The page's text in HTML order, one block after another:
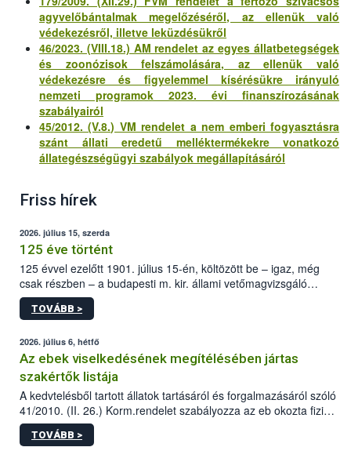
agyvelőbántalmak megelőzéséről, az ellenük való
védekezésről, illetve leküzdésükről
46/2023. (VIII.18.) AM rendelet az egyes állatbetegségek
és zoonózisok felszámolására, az ellenük való
védekezésre és figyelemmel kísérésükre irányuló
nemzeti programok 2023. évi finanszírozásának
szabályairól
45/2012. (V.8.) VM rendelet a nem emberi fogyasztásra
szánt állati eredetű melléktermékekre vonatkozó
állategészségügyi szabályok megállapításáról
Friss hírek
2026. július 15, szerda
125 éve történt
125 évvel ezelőtt 1901. július 15-én, költözött be – igaz, még
csak részben – a budapesti m. kir. állami vetőmagvizsgáló
állomás a Kis Rókus utca 15. szám alatti, Czigler Győző által
tervezett új épületébe.
TOVÁBB >
2026. július 6, hétfő
Az ebek viselkedésének megítélésében jártas
szakértők listája
A kedvtelésből tartott állatok tartásáról és forgalmazásáról szóló
41/2010. (II. 26.) Korm.rendelet szabályozza az eb okozta fizikai
sérülés, illetve ennek veszélye keletkezésekor felmerülő
hatósági feladatokat, valamint a veszélyes eb tartását és annak
TOVÁBB >